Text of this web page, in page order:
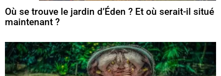
Où se trouve le jardin d’Éden ? Et où serait-il situé
maintenant ?